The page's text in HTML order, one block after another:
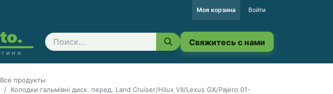
Моя корзина Войти
Свяжитесь с нами
Все продукты
Колодки гальмівні диск. перед. Land Cruiser/Hilux VII/Lexus GX/Pajero 01-